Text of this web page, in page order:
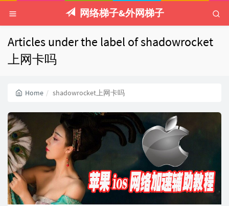
网络梯子&外网梯子
Articles under the label of shadowrocket
上网卡吗
Home shadowrocket上网卡吗